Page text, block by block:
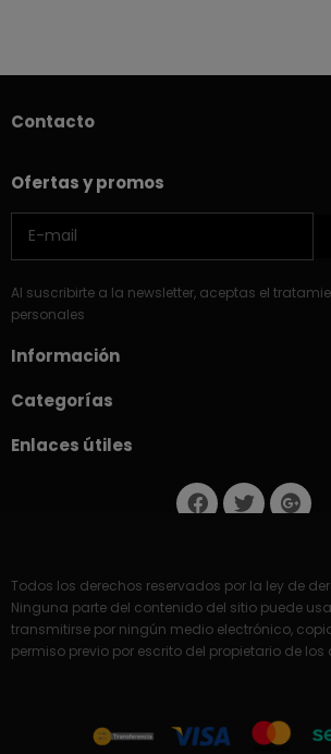
Contacto
Ofertas y promos
Al suscribirte a la newsletter, aceptas el
personales
Información
Categorías
Enlaces útiles
Todos los derechos reservados por la ley de
Ninguna parte del contenido del sitio puede
transmitirse por ningún medio electrónico,
permiso previo por escrito del propietario de los